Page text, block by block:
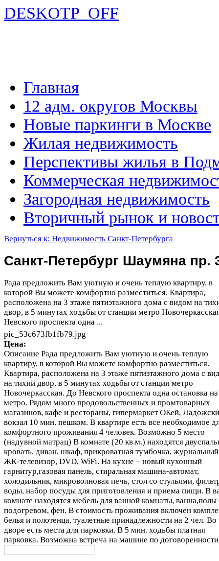
DESKOTP_OFF
Главная
12 адм. округов Москвы
Новые паркинги в Москве
Жилая недвижимость
Перспективы жилья в
Коммерческая
Загородная недвижимость
Вторичный рынок и
Вернуться к: Недвижимость Санкт-Петербурга
Санкт-Петербург Шаумяна пр.
Рада предложить Вам уютную и очень теплую квартиру, в
которой Вы можете комфортно разместиться. Квартира,
расположена на 3 этаже пятиэтажного дома с видом на
двор, в 5 минутах ходьбы от станции метро
Невского проспекта одна ...
pic_53c673fb1fb79.jpg
Цена:
Описание Рада предложить Вам уютную и очень теплую
квартиру, в которой Вы можете комфортно разместиться.
Квартира, расположена на 3 этаже пятиэтажного дома с
на тихий двор, в 5 минутах ходьбы от станции метро
Новочеркасская. До Невского проспекта одна остановка на
метро. Рядом много продовольственных и промтоварных
магазинов, кафе и рестораны, гипермаркет ОКей,
вокзал 10 мин. пешком. В квартире есть все необходимое
комфортного проживания 4 человек. Возможно 5 место
(надувной матрац) В комнате (20 кв.м.) находятся
кровать, диван, шкаф, прикроватная тумбочка, журнальный
ЖК-телевизор, DVD, WiFi. На кухне – новый кухонный
гарнитур,газовая панель, стиральная машина-автомат,
холодильник, микроволновая печь, стол со стульями,
воды, набор посуды для приготовления и приема пищи. В
комнате находятся мебель для ванной комнаты, ванна,полы
подогревом, фен. В стоимость проживания включен
белья и полотенца, туалетные принадлежности на 2 чел. Во
дворе есть места для парковки. В 5 мин. ходьбы платная
парковка. Возможна встреча на машине по